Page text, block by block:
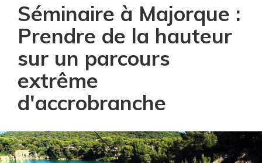
Séminaire à Majorque :
Prendre de la hauteur
sur un parcours
extrême
d'accrobranche